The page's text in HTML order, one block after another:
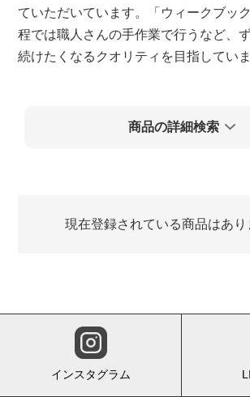
ていただいています。「ウィークブッ
程では職人さんの手作業で行うなど、
続けたくなるクオリティを目指していま
商品の詳細検索
現在登録されている商品はあり
インスタグラム